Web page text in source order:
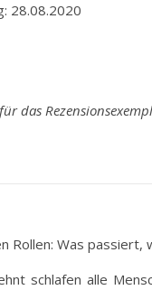
28.08.2020
das
Rollen: Was passiert,
schlafen alle